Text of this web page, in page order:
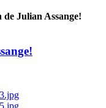
de Julian Assange!